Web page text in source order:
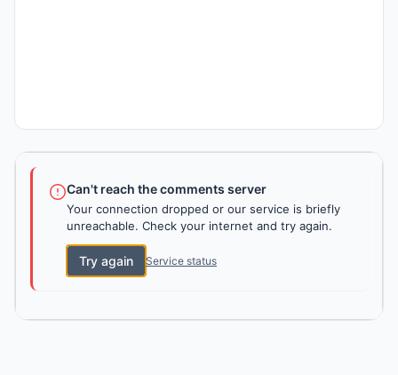
Can't reach the comments server
Your connection dropped or our service is briefly
unreachable. Check your internet and try again.
Try again Service status